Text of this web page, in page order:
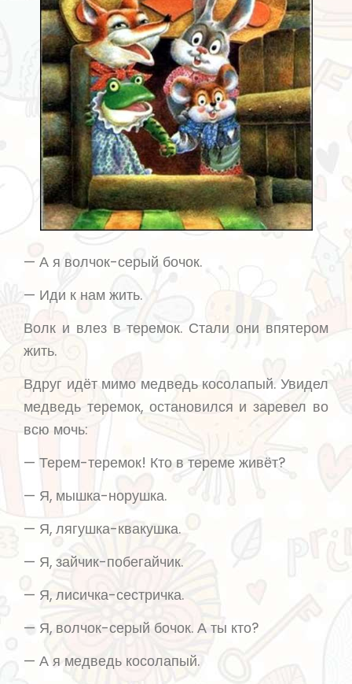
— А я волчок-серый бочок.
— Иди к нам жить.
Волк и влез в теремок. Стали они впятером
жить.
Вдруг идёт мимо медведь косолапый. Увидел
медведь теремок, остановился и заревел во
всю мочь:
— Терем-теремок! Кто в тереме живёт?
— Я, мышка-норушка.
— Я, лягушка-квакушка.
— Я, зайчик-побегайчик.
— Я, лисичка-сестричка.
— Я, волчок-серый бочок. А ты кто?
— А я медведь косолапый.